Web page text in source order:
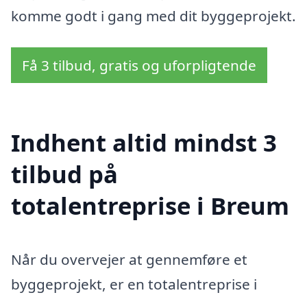
komme godt i gang med dit byggeprojekt.
Få 3 tilbud, gratis og uforpligtende
Indhent altid mindst 3
tilbud på
totalentreprise i Breum
Når du overvejer at gennemføre et
byggeprojekt, er en totalentreprise i